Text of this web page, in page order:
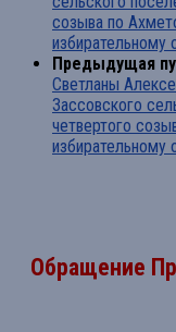
созыва по
Предыдущая
Светланы
Зассовского
четвертого
Обращение